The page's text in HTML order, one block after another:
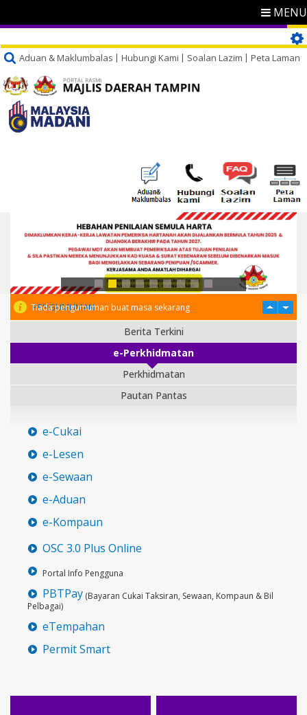
MENU
Aduan & Maklumbalas Hubungi Kami Soalan Lazim Peta Laman
PENGUMUMAN
Tiada pengumuman buat masa sekarang
Berita Terkini
e-Perkhidmatan
Perkhidmatan
Pautan Pantas
e-Cukai
e-Lesen
e-Sewaan
e-Aduan
e-Kompaun
OSC 3.0 Plus Online
Portal Info Pengguna
PBTPay (Bayaran Cukai Taksiran, Sewaan, Kompaun & Bil
Pelbagai)
eTempahan
Permit Smart